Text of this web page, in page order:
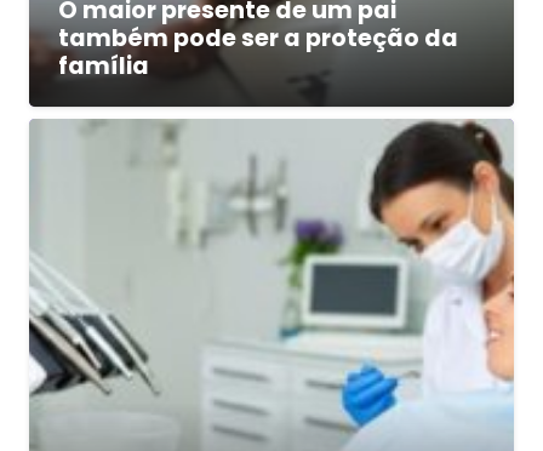
O maior presente de um pai
também pode ser a proteção da
família